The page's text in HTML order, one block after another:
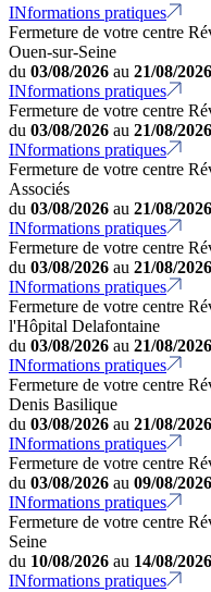
INformations pratiques
Fermeture de votre centre
Ouen-sur-Seine
du 03/08/2026 au 21/08/2026
INformations pratiques
Fermeture de votre centre
du 03/08/2026 au 21/08/2026
INformations pratiques
Fermeture de votre centre
Associés
du 03/08/2026 au 21/08/2026
INformations pratiques
Fermeture de votre centre
du 03/08/2026 au 21/08/2026
INformations pratiques
Fermeture de votre centre
l'Hôpital Delafontaine
du 03/08/2026 au 21/08/2026
INformations pratiques
Fermeture de votre centre
Denis Basilique
du 03/08/2026 au 21/08/2026
INformations pratiques
Fermeture de votre centre
du 03/08/2026 au 09/08/2026
INformations pratiques
Fermeture de votre centre
Seine
du 10/08/2026 au 14/08/2026
INformations pratiques